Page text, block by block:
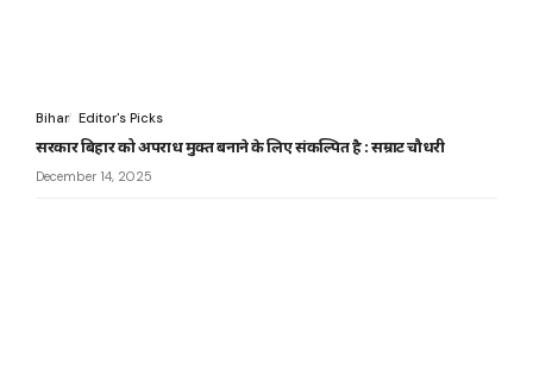
Bihar Editor's Picks
सरकार बिहार को अपराध मुक्त बनाने के लिए संकल्पित है : सम्राट चौधरी
December 14, 2025